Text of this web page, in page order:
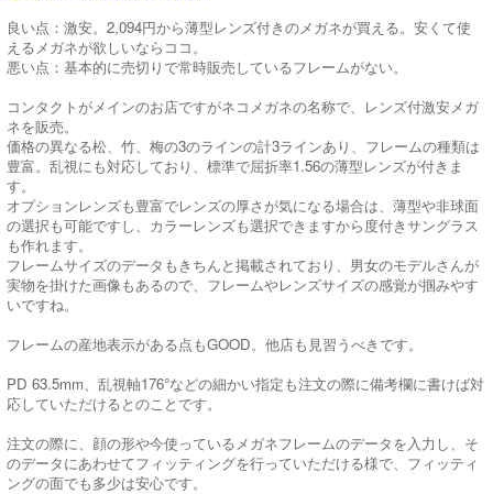
良い点：激安。2,094円から薄型レンズ付きのメガネが買える。安くて使
えるメガネが欲しいならココ。
悪い点：基本的に売切りで常時販売しているフレームがない。
コンタクトがメインのお店ですがネコメガネの名称で、レンズ付激安メガ
ネを販売。
価格の異なる松、竹、梅の3のラインの計3ラインあり、フレームの種類は
豊富。乱視にも対応しており、標準で屈折率1.56の薄型レンズが付きま
す。
オプションレンズも豊富でレンズの厚さが気になる場合は、薄型や非球面
の選択も可能ですし、カラーレンズも選択できますから度付きサングラス
も作れます。
フレームサイズのデータもきちんと掲載されており、男女のモデルさんが
実物を掛けた画像もあるので、フレームやレンズサイズの感覚が掴みやす
いですね。
フレームの産地表示がある点もGOOD。他店も見習うべきです。
PD 63.5mm、乱視軸176°などの細かい指定も注文の際に備考欄に書けば対
応していただけるとのことです。
注文の際に、顔の形や今使っているメガネフレームのデータを入力し、そ
のデータにあわせてフィッティングを行っていただける様で、フィッティ
ングの面でも多少は安心です。